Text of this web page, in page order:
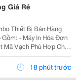
Giá Rẻ
Thiết Bị Bán Hàng
Ăn, Cafe... ☎️ Liên
Việt Nam...
18 phút trước